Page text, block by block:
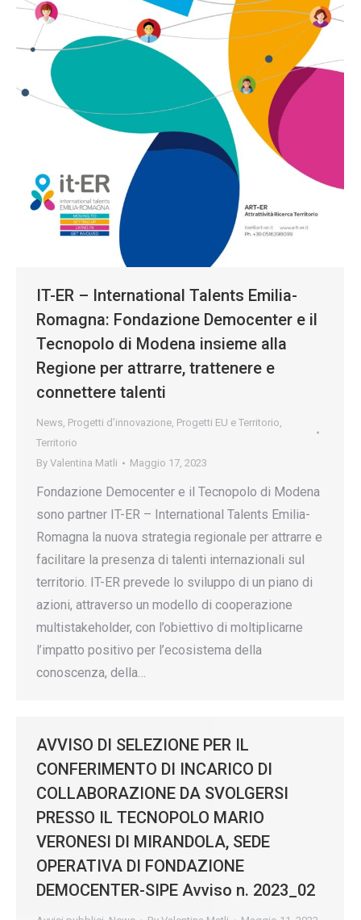
IT-ER – International Talents Emilia-
Romagna: Fondazione Democenter e il
Tecnopolo di Modena insieme alla
Regione per attrarre, trattenere e
connettere talenti
News, Progetti d’innovazione, Progetti EU e Territorio,
Territorio
By Valentina Matli Maggio 17, 2023
Fondazione Democenter e il Tecnopolo di Modena
sono partner IT-ER – International Talents Emilia-
Romagna la nuova strategia regionale per attrarre e
facilitare la presenza di talenti internazionali sul
territorio. IT-ER prevede lo sviluppo di un piano di
azioni, attraverso un modello di cooperazione
multistakeholder, con l’obiettivo di moltiplicarne
l’impatto positivo per l’ecosistema della
conoscenza, della…
AVVISO DI SELEZIONE PER IL
CONFERIMENTO DI INCARICO DI
COLLABORAZIONE DA SVOLGERSI
PRESSO IL TECNOPOLO MARIO
VERONESI DI MIRANDOLA, SEDE
OPERATIVA DI FONDAZIONE
DEMOCENTER-SIPE Avviso n. 2023_02